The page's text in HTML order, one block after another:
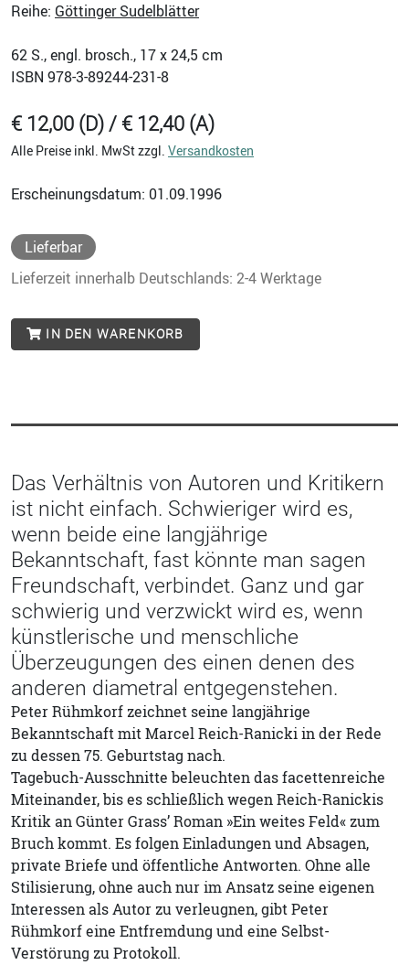
Reihe: Göttinger Sudelblätter
62 S., engl. brosch., 17 x 24,5 cm
ISBN 978-3-89244-231-8
€ 12,00 (D) / € 12,40 (A)
Alle Preise inkl. MwSt zzgl. Versandkosten
Erscheinungsdatum: 01.09.1996
Lieferbar
Lieferzeit innerhalb Deutschlands: 2-4 Werktage
IN DEN WARENKORB
Das Verhältnis von Autoren und Kritikern
ist nicht einfach. Schwieriger wird es,
wenn beide eine langjährige
Bekanntschaft, fast könnte man sagen
Freundschaft, verbindet. Ganz und gar
schwierig und verzwickt wird es, wenn
künstlerische und menschliche
Überzeugungen des einen denen des
anderen diametral entgegenstehen.
Peter Rühmkorf zeichnet seine langjährige
Bekanntschaft mit Marcel Reich-Ranicki in der Rede
zu dessen 75. Geburtstag nach.
Tagebuch-Ausschnitte beleuchten das facettenreiche
Miteinander, bis es schließlich wegen Reich-Ranickis
Kritik an Günter Grass’ Roman »Ein weites Feld« zum
Bruch kommt. Es folgen Einladungen und Absagen,
private Briefe und öffentliche Antworten. Ohne alle
Stilisierung, ohne auch nur im Ansatz seine eigenen
Interessen als Autor zu verleugnen, gibt Peter
Rühmkorf eine Entfremdung und eine Selbst-
Verstörung zu Protokoll.